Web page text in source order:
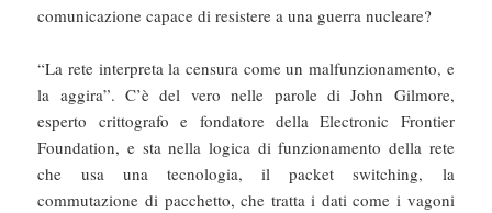
comunicazione capace di resistere a una guerra nucleare?
“La rete interpreta la censura come un malfunzionamento, e
la aggira”. C’è del vero nelle parole di John Gilmore,
esperto crittografo e fondatore della Electronic Frontier
Foundation, e sta nella logica di funzionamento della rete
che usa una tecnologia, il packet switching, la
commutazione di pacchetto, che tratta i dati come i vagoni